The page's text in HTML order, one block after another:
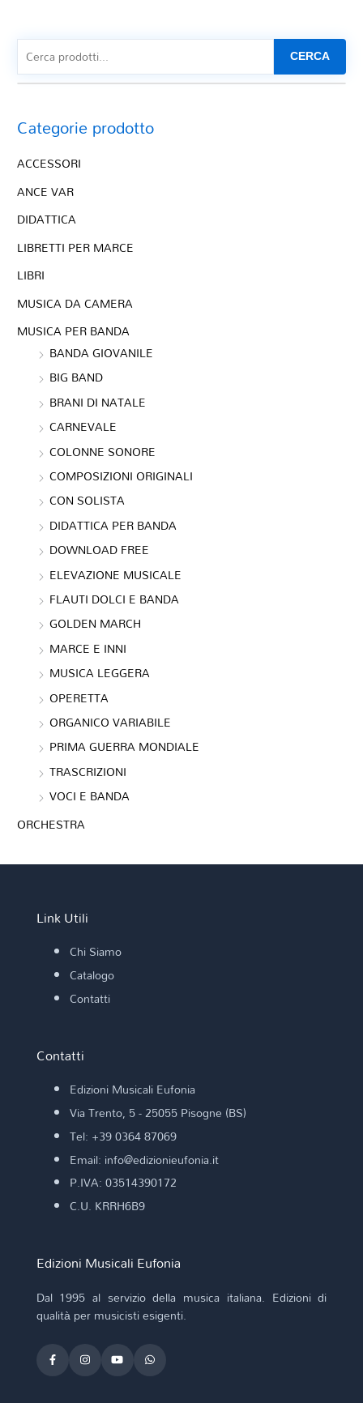
CERCA
Categorie prodotto
ACCESSORI
ANCE VAR
DIDATTICA
LIBRETTI PER MARCE
LIBRI
MUSICA DA CAMERA
MUSICA PER BANDA
BANDA GIOVANILE
BIG BAND
BRANI DI NATALE
CARNEVALE
COLONNE SONORE
COMPOSIZIONI ORIGINALI
CON SOLISTA
DIDATTICA PER BANDA
DOWNLOAD FREE
ELEVAZIONE MUSICALE
FLAUTI DOLCI E BANDA
GOLDEN MARCH
MARCE E INNI
MUSICA LEGGERA
OPERETTA
ORGANICO VARIABILE
PRIMA GUERRA MONDIALE
TRASCRIZIONI
VOCI E BANDA
ORCHESTRA
Link Utili
Chi Siamo
Catalogo
Contatti
Contatti
Edizioni Musicali Eufonia
Via Trento, 5 - 25055 Pisogne (BS)
Tel: +39 0364 87069
Email: info@edizionieufonia.it
P.IVA: 03514390172
C.U. KRRH6B9
Edizioni Musicali Eufonia
Dal 1995 al servizio della musica italiana. Edizioni di
qualità per musicisti esigenti.